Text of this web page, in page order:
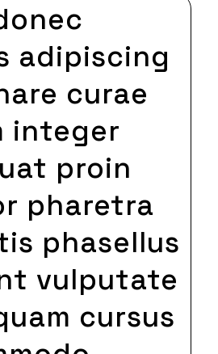
adipiscing
curae
integer
proin
pharetra
phasellus
vulputate
cursus